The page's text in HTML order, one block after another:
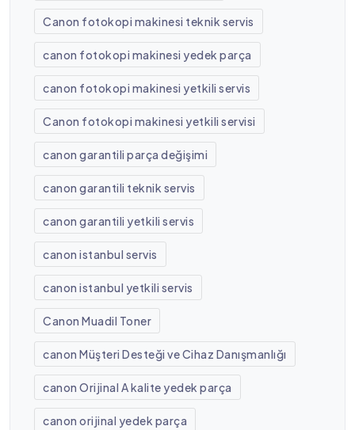
Canon fotokopi makinesi teknik servis
canon fotokopi makinesi yedek parça
canon fotokopi makinesi yetkili servis
Canon fotokopi makinesi yetkili servisi
canon garantili parça değişimi
canon garantili teknik servis
canon garantili yetkili servis
canon istanbul servis
canon istanbul yetkili servis
Canon Muadil Toner
canon Müşteri Desteği ve Cihaz Danışmanlığı
canon Orijinal A kalite yedek parça
canon orijinal yedek parça